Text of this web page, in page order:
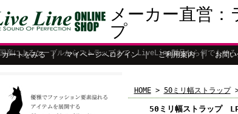
メーカー直営
プ
国産によるケーブルからストラップまで、LiveLine製品なら何でもそろ
カートをみる｜ マイページへログイン｜ ご利用案内｜ お問い
HOME> 50ミリ幅ストラップ
50ミリ幅ストラップ